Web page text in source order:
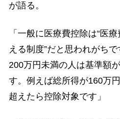
が語る。
「一般に医療費控除は“医
える制度”だと思われがち
200万円未満の人は基準額
す。例えば総所得が160万
超えたら控除対象です」